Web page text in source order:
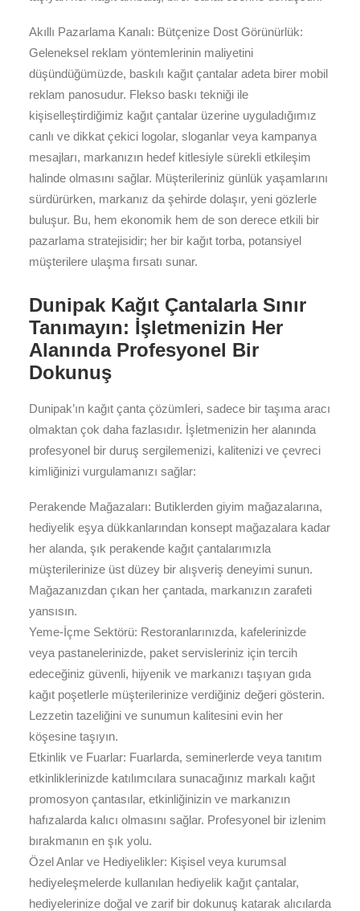
Akıllı Pazarlama Kanalı: Bütçenize Dost Görünürlük:
Geleneksel reklam yöntemlerinin maliyetini
düşündüğümüzde, baskılı kağıt çantalar adeta birer mobil
reklam panosudur. Flekso baskı tekniği ile
kişiselleştirdiğimiz kağıt çantalar üzerine uyguladığımız
canlı ve dikkat çekici logolar, sloganlar veya kampanya
mesajları, markanızın hedef kitlesiyle sürekli etkileşim
halinde olmasını sağlar. Müşterileriniz günlük yaşamlarını
sürdürürken, markanız da şehirde dolaşır, yeni gözlerle
buluşur. Bu, hem ekonomik hem de son derece etkili bir
pazarlama stratejisidir; her bir kağıt torba, potansiyel
müşterilere ulaşma fırsatı sunar.
Dunipak Kağıt Çantalarla Sınır
Tanımayın: İşletmenizin Her
Alanında Profesyonel Bir
Dokunuş
Dunipak’ın kağıt çanta çözümleri, sadece bir taşıma aracı
olmaktan çok daha fazlasıdır. İşletmenizin her alanında
profesyonel bir duruş sergilemenizi, kalitenizi ve çevreci
kimliğinizi vurgulamanızı sağlar:
Perakende Mağazaları: Butiklerden giyim mağazalarına,
hediyelik eşya dükkanlarından konsept mağazalara kadar
her alanda, şık perakende kağıt çantalarımızla
müşterilerinize üst düzey bir alışveriş deneyimi sunun.
Mağazanızdan çıkan her çantada, markanızın zarafeti
yansısın.
Yeme-İçme Sektörü: Restoranlarınızda, kafelerinizde
veya pastanelerinizde, paket servisleriniz için tercih
edeceğiniz güvenli, hijyenik ve markanızı taşıyan gıda
kağıt poşetlerle müşterilerinize verdiğiniz değeri gösterin.
Lezzetin tazeliğini ve sunumun kalitesini evin her
köşesine taşıyın.
Etkinlik ve Fuarlar: Fuarlarda, seminerlerde veya tanıtım
etkinliklerinizde katılımcılara sunacağınız markalı kağıt
promosyon çantasılar, etkinliğinizin ve markanızın
hafızalarda kalıcı olmasını sağlar. Profesyonel bir izlenim
bırakmanın en şık yolu.
Özel Anlar ve Hediyelikler: Kişisel veya kurumsal
hediyeleşmelerde kullanılan hediyelik kağıt çantalar,
hediyelerinize doğal ve zarif bir dokunuş katarak alıcılarda